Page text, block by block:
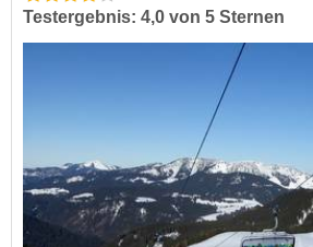
Testergebnis: 4,0 von 5 Sternen